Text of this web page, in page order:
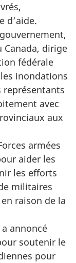
d’aide.
dirige
fédérale
inondations
représentants
avec
aux
armées
aider les
les efforts
militaires
raison de la
annoncé
soutenir le
pour